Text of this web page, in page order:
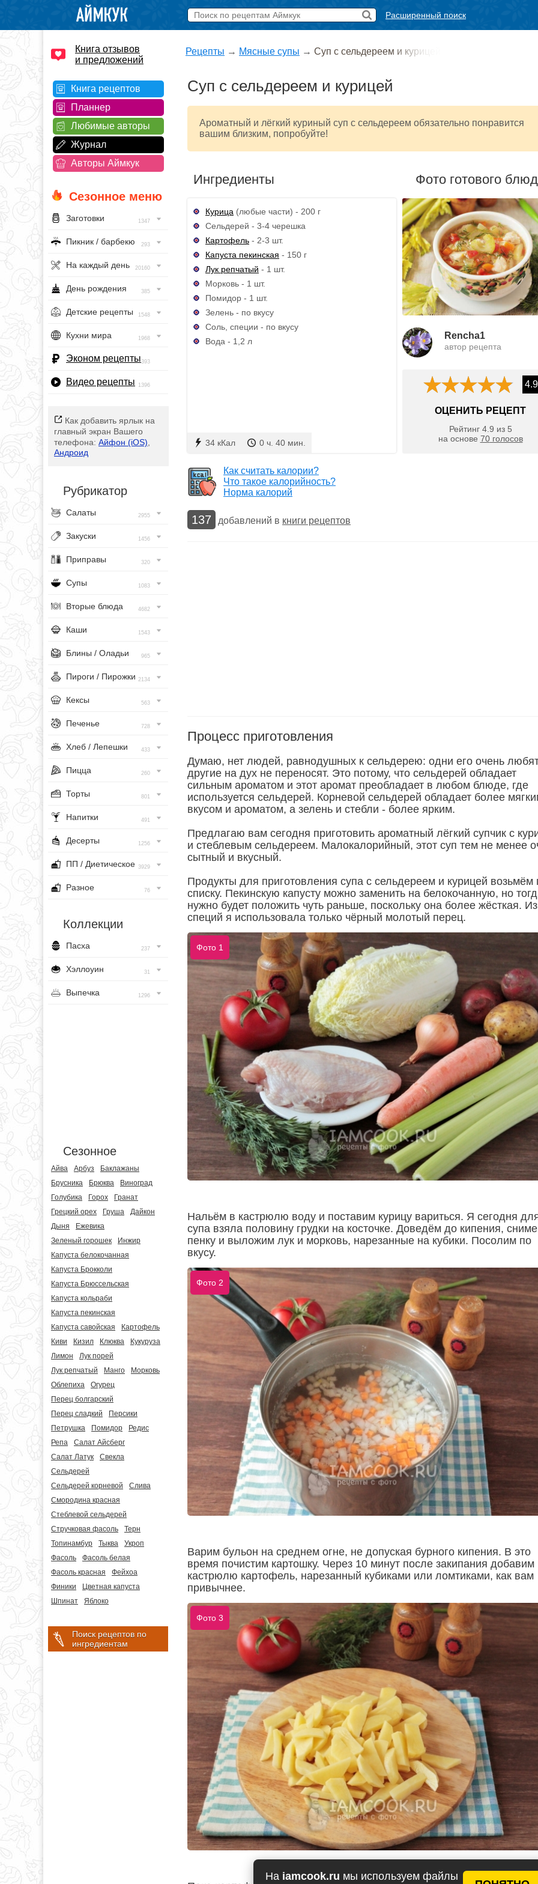
На iamcook.ru мы используем файлы
Расширенный поиск
Книга отзывов
и предложений
Книга рецептов
Планнер
Любимые авторы
Журнал
Авторы Аймкук
Сезонное меню
Заготовки 1347
Пикник / барбекю 293
На каждый день 20160
День рождения 385
Детские рецепты 1548
Кухни мира 1968
Эконом рецепты393
Видео рецепты 1396
Как добавить ярлык на
главный экран Вашего
телефона: Айфон (iOS)
Андроид
Рубрикатор
Салаты 2955
Закуски 1456
Приправы 320
Супы 1083
Вторые блюда 4682
Каши 1543
Блины / Оладьи 965
Пироги / Пирожки 2134
Кексы 563
Печенье 728
Хлеб / Лепешки 433
Пицца 260
Торты 801
Напитки 491
Десерты 1256
ПП / Диетическое 3929
Разное 76
Коллекции
Пасха 237
Хэллоуин 31
Выпечка 1296
Сезонное
Айва Арбуз
Баклажаны
Брусника
Брюква
Виноград
Голубика
Горох
Гранат
Грецкий орех
Груша
Дайкон
Дыня
Ежевика
Зеленый горошек
Инжир
Капуста белокочанная
Капуста Брокколи
Капуста Брюссельская
Капуста кольраби
Капуста пекинская
Капуста савойская
Картофель
Киви
Кизил Клюква
Кукуруза
Лимон
Лук порей
Лук репчатый
Манго
Морковь
Облепиха
Огурец
Перец болгарский
Перец сладкий
Персики
Петрушка
Помидор
Редис
Репа
Салат Айсберг
Салат Латук
Свекла
Сельдерей
Сельдерей корневой
Слива
Смородина красная
Стеблевой сельдерей
Стручковая фасоль
Терн
Топинамбур
Тыква
Укроп
Фасоль
Фасоль белая
Фасоль красная
Фейхоа
Финики
Цветная капуста
Шпинат
Яблоко
Поиск рецептов по
ингредиентам
Рецепты → Мясные супы → Суп с сельдереем и курицей
Суп с сельдереем и курицей
Ароматный и лёгкий куриный суп с сельдереем обязательно понравится
вашим близким, попробуйте!
Ингредиенты
Курица (любые части) - 200 г
Сельдерей - 3-4 черешка
Картофель - 2-3 шт.
Капуста пекинская - 150 г
Лук репчатый - 1 шт.
Морковь - 1 шт.
Помидор - 1 шт.
Зелень - по вкусу
Соль, специи - по вкусу
Вода - 1,2 л
34 кКал 0 ч. 40 мин.
Фото готового
Rencha1
автор рецепта
4.9
ОЦЕНИТЬ РЕЦЕПТ
Рейтинг 4.9 из 5
на основе 70голосов
Как считать калории?
Что такое калорийность?
Норма калорий
137 добавлений в книги рецептов
Процесс приготовления
Думаю, нет людей, равнодушных к сельдерею: одни его очень
другие на дух не переносят. Это потому, что сельдерей обладает
сильным ароматом и этот аромат преобладает в любом блюде, где
используется сельдерей. Корневой сельдерей обладает более
вкусом и ароматом, а зелень и стебли - более ярким.
Предлагаю вам сегодня приготовить ароматный лёгкий супчик с
и стеблевым сельдереем. Малокалорийный, этот суп тем не менее
сытный и вкусный.
Продукты для приготовления супа с сельдереем и курицей возьмём
списку. Пекинскую капусту можно заменить на белокочанную, но
нужно будет положить чуть раньше, поскольку она более жёсткая. Из
специй я использовала только чёрный молотый перец.
Фото 1
Нальём в кастрюлю воду и поставим курицу вариться. Я сегодня
супа взяла половину грудки на косточке. Доведём до кипения,
пенку и выложим лук и морковь, нарезанные на кубики. Посолим по
вкусу.
Фото 2
Варим бульон на среднем огне, не допуская бурного кипения. В это
время почистим картошку. Через 10 минут после закипания добавим
кастрюлю картофель, нарезанный кубиками или ломтиками, как вам
привычнее.
Фото 3